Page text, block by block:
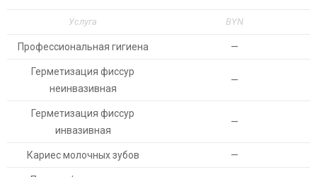
Услуга BYN
Профессиональная гигиена —
Герметизация фиссур
неинвазивная
—
Герметизация фиссур
инвазивная
—
Кариес молочных зубов —